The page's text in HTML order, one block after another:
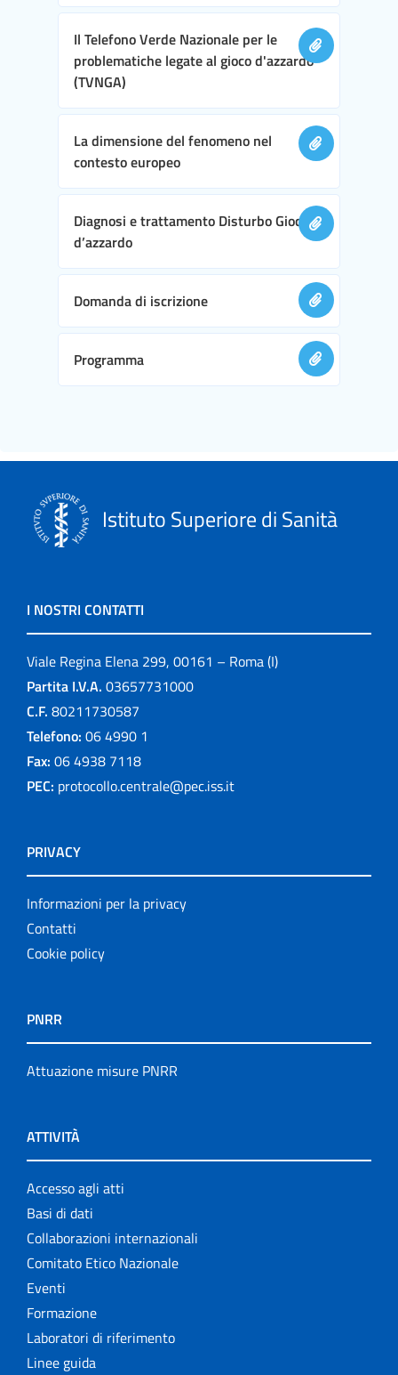
Il Telefono Verde Nazionale per le
problematiche legate al gioco d'azzardo
(TVNGA)
La dimensione del fenomeno nel
contesto europeo
Diagnosi e trattamento Disturbo Gioco
d’azzardo
Domanda di iscrizione
Programma
Istituto Superiore di Sanità
I NOSTRI CONTATTI
Viale Regina Elena 299, 00161 – Roma (I)
Partita I.V.A. 03657731000
C.F. 80211730587
Telefono: 06 4990 1
Fax: 06 4938 7118
PEC: protocollo.centrale@pec.iss.it
PRIVACY
Informazioni per la privacy
Contatti
Cookie policy
PNRR
Attuazione misure PNRR
ATTIVITÀ
Accesso agli atti
Basi di dati
Collaborazioni internazionali
Comitato Etico Nazionale
Eventi
Formazione
Laboratori di riferimento
Linee guida